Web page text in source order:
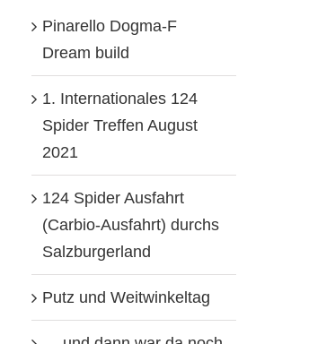
… und
dann
Pinarello Dogma-F
Dream build
1. Internationales 124
Spider Treffen August
2021
124 Spider Ausfahrt
(Carbio-Ausfahrt) durchs
Salzburgerland
Putz und Weitwinkeltag